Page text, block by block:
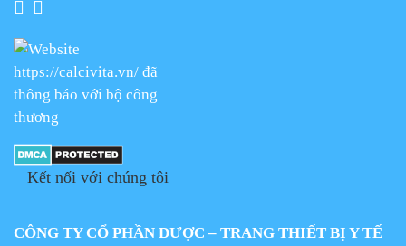
Kết nối với chúng tôi
CÔNG TY CỔ PHẦN DƯỢC – TRANG THIẾT BỊ Y TẾ